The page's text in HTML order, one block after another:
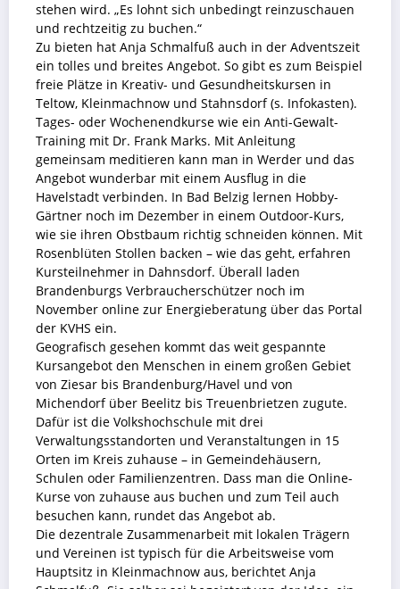
stehen wird. „Es lohnt sich unbedingt reinzuschauen
und rechtzeitig zu buchen.“
Zu bieten hat Anja Schmalfuß auch in der Adventszeit
ein tolles und breites Angebot. So gibt es zum Beispiel
freie Plätze in Kreativ- und Gesundheitskursen in
Teltow, Kleinmachnow und Stahnsdorf (s. Infokasten).
Tages- oder Wochenendkurse wie ein Anti-Gewalt-
Training mit Dr. Frank Marks. Mit Anleitung
gemeinsam meditieren kann man in Werder und das
Angebot wunderbar mit einem Ausflug in die
Havelstadt verbinden. In Bad Belzig lernen Hobby-
Gärtner noch im Dezember in einem Outdoor-Kurs,
wie sie ihren Obstbaum richtig schneiden können. Mit
Rosenblüten Stollen backen – wie das geht, erfahren
Kursteilnehmer in Dahnsdorf. Überall laden
Brandenburgs Verbraucherschützer noch im
November online zur Energieberatung über das Portal
der KVHS ein.
Geografisch gesehen kommt das weit gespannte
Kursangebot den Menschen in einem großen Gebiet
von Ziesar bis Brandenburg/Havel und von
Michendorf über Beelitz bis Treuenbrietzen zugute.
Dafür ist die Volkshochschule mit drei
Verwaltungsstandorten und Veranstaltungen in 15
Orten im Kreis zuhause – in Gemeindehäusern,
Schulen oder Familienzentren. Dass man die Online-
Kurse von zuhause aus buchen und zum Teil auch
besuchen kann, rundet das Angebot ab.
Die dezentrale Zusammenarbeit mit lokalen Trägern
und Vereinen ist typisch für die Arbeitsweise vom
Hauptsitz in Kleinmachnow aus, berichtet Anja